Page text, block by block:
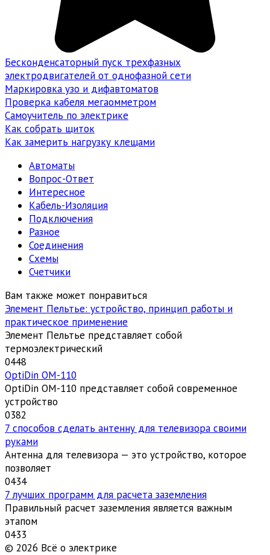
Бесконденсаторный пуск трехфазных
электродвигателей от однофазной сети
Маркировка узо и дифавтоматов
Проверка кабеля мегаомметром
Самоучитель по электрике
Как собрать щиток
Как замерить нагрузку клещами
Автоматы
Вопрос-Ответ
Интересное
Кабель-Изоляция
Подключения
Разное
Соединения
Схемы
Счетчики
Вам также может понравиться
Элемент Пельтье: устройство, принцип работы и
практическое применение
Элемент Пельтье представляет собой
термоэлектрический
0448
OptiDin ОМ-110
OptiDin ОМ-110 представляет собой современное
устройство
0382
7 способов сделать антенну для телевизора своими
руками
Антенна для телевизора — это устройство, которое
позволяет
0434
7 лучших программ для расчета заземления
Правильный расчет заземления является важным
этапом
0433
© 2026 Всё о электрике